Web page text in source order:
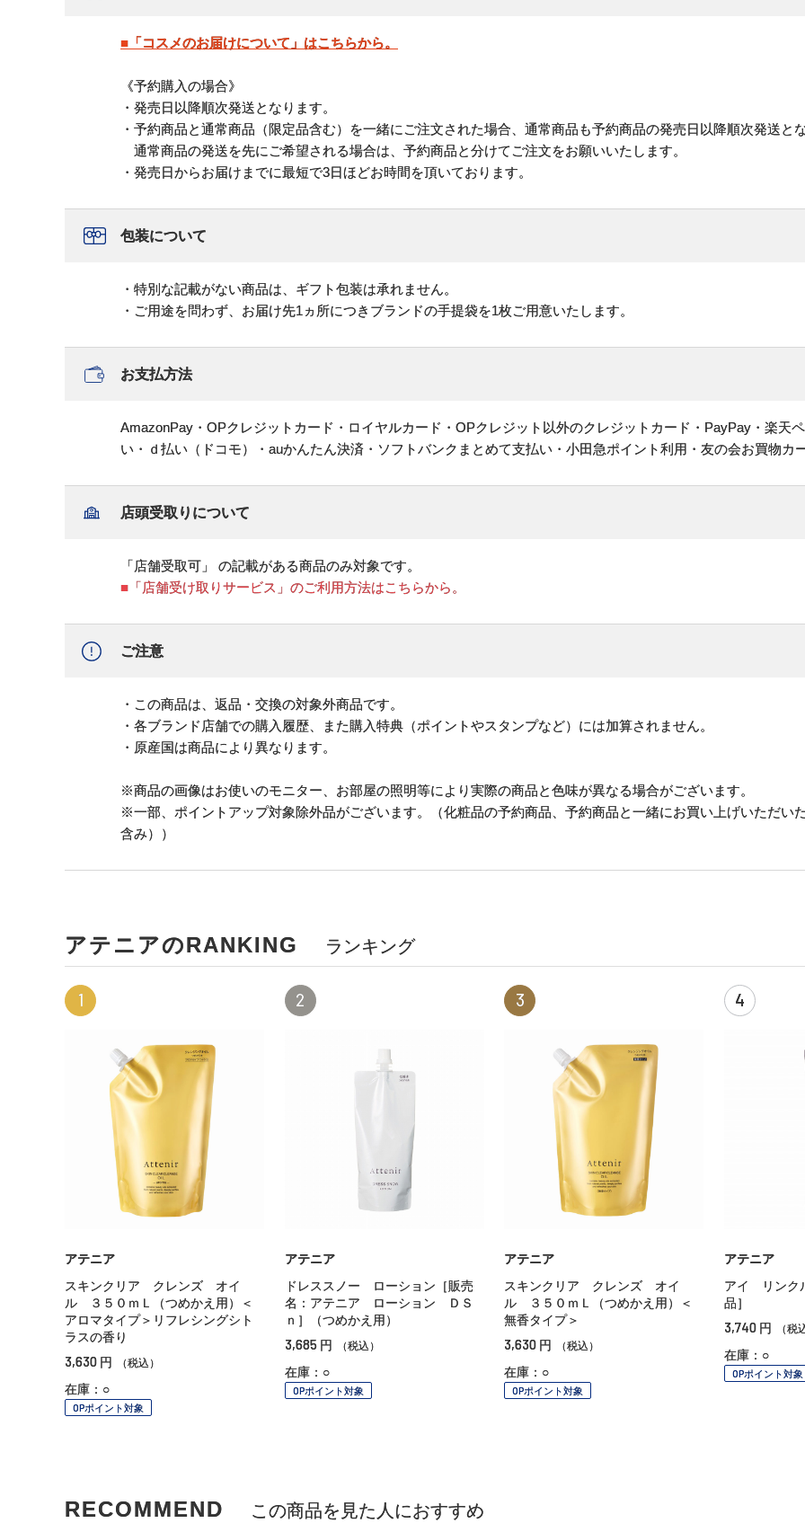
■「コスメのお届けについて」はこちらから。
《予約購入の場合》
・発売日以降順次発送となります。
・予約商品と通常商品（限定品含む）を一緒にご注文された場合、通常商品も予約商品の発売日以降順次発送とな
通常商品の発送を先にご希望される場合は、予約商品と分けてご注文をお願いいたします。
・発売日からお届けまでに最短で3日ほどお時間を頂いております。
包装について
・特別な記載がない商品は、ギフト包装は承れません。
・ご用途を問わず、お届け先1ヵ所につきブランドの手提袋を1枚ご用意いたします。
お支払方法
AmazonPay・OPクレジットカード・ロイヤルカード・OPクレジット以外のクレジットカード・PayPay・楽天
い・ｄ払い（ドコモ）・auかんたん決済・ソフトバンクまとめて支払い・小田急ポイント利用・友の会お買物カ
店頭受取りについて
「店舗受取可」 の記載がある商品のみ対象です。
■「店舗受け取りサービス」のご利用方法はこちらから。
ご注意
・この商品は、返品・交換の対象外商品です。
・各ブランド店舗での購入履歴、また購入特典（ポイントやスタンプなど）には加算されません。
・原産国は商品により異なります。
※商品の画像はお使いのモニター、お部屋の照明等により実際の商品と色味が異なる場合がございます。
※一部、ポイントアップ対象除外品がございます。（化粧品の予約商品、予約商品と一緒にお買い上げいただい
含み））
アテニアのRANKING ランキング
1
アテニア
スキンクリア クレンズ オイ
ル ３５０ｍＬ（つめかえ用）＜
アロマタイプ＞リフレシングシト
ラスの香り
3,630 円 （税込）
在庫：○
OPポイント対象
2
アテニア
ドレススノー ローション［販売
名：アテニア ローション ＤＳ
ｎ］（つめかえ用）
3,685 円 （税込）
在庫：○
OPポイント対象
3
アテニア
スキンクリア クレンズ オイ
ル ３５０ｍＬ（つめかえ用）＜
無香タイプ＞
3,630 円 （税込）
在庫：○
OPポイント対象
4
アテニア
アイ リンク
品］
3,740 円 （税
在庫：○
OPポイント対象
RECOMMEND この商品を見た人におすすめ